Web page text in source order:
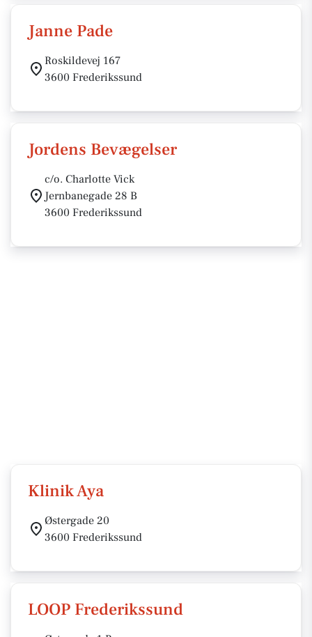
Janne Pade
Roskildevej 167
3600 Frederikssund
Jordens Bevægelser
c/o. Charlotte Vick
Jernbanegade 28 B
3600 Frederikssund
Klinik Aya
Østergade 20
3600 Frederikssund
LOOP Frederikssund